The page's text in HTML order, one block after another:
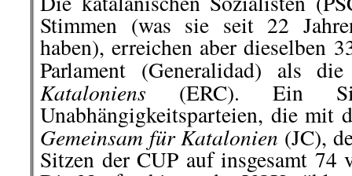
Stimmen (was sie seit 22
haben), erreichen aber dieselben
Parlament (Generalidad) als
Kataloniens (ERC). Ein
Unabhängigkeitsparteien, die mit
Gemeinsam für Katalonien (JC),
Sitzen der CUP auf insgesamt 74